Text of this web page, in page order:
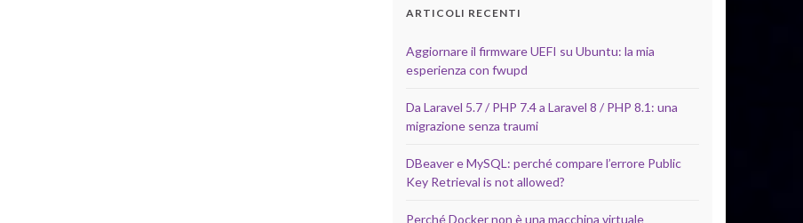
ARTICOLI RECENTI
Aggiornare il firmware UEFI su Ubuntu: la mia
esperienza con fwupd
Da Laravel 5.7 / PHP 7.4 a Laravel 8 / PHP 8.1: una
migrazione senza traumi
DBeaver e MySQL: perché compare l’errore Public
Key Retrieval is not allowed?
Perché Docker non è una macchina virtuale